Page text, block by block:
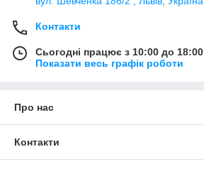
Контакти
Сьогодні працює з 10:00 до 18:00
Показати весь графік роботи
Про нас
Контакти